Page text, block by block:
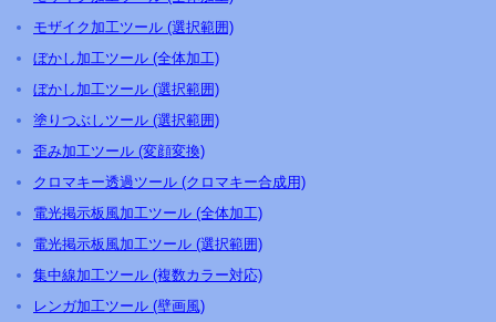
モザイク加工ツール (選択範囲)
ぼかし加工ツール (全体加工)
ぼかし加工ツール (選択範囲)
塗りつぶしツール (選択範囲)
歪み加工ツール (変顔変換)
クロマキー透過ツール (クロマキー合成用)
電光掲示板風加工ツール (全体加工)
電光掲示板風加工ツール (選択範囲)
集中線加工ツール (複数カラー対応)
レンガ加工ツール (壁画風)